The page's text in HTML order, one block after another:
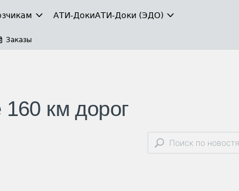
АТИ-ДокиАТИ-Доки (ЭДО)
Заказы
км дорог